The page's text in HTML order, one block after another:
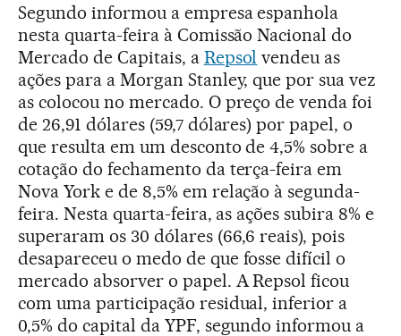
Segundo informou a empresa espanhola
nesta quarta-feira à Comissão Nacional do
Mercado de Capitais, a Repsol vendeu as
ações para a Morgan Stanley, que por sua vez
as colocou no mercado. O preço de venda foi
de 26,91 dólares (59,7 dólares) por papel, o
que resulta em um desconto de 4,5% sobre a
cotação do fechamento da terça-feira em
Nova York e de 8,5% em relação à segunda-
feira. Nesta quarta-feira, as ações subira 8% e
superaram os 30 dólares (66,6 reais), pois
desapareceu o medo de que fosse difícil o
mercado absorver o papel. A Repsol ficou
com uma participação residual, inferior a
0,5% do capital da YPF, segundo informou a